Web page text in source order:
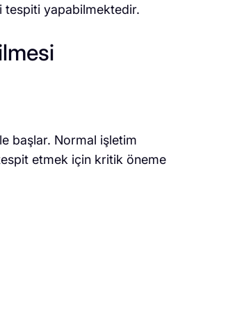
tespiti yapabilmektedir.
başlar. Normal işletim
tespit etmek için kritik öneme